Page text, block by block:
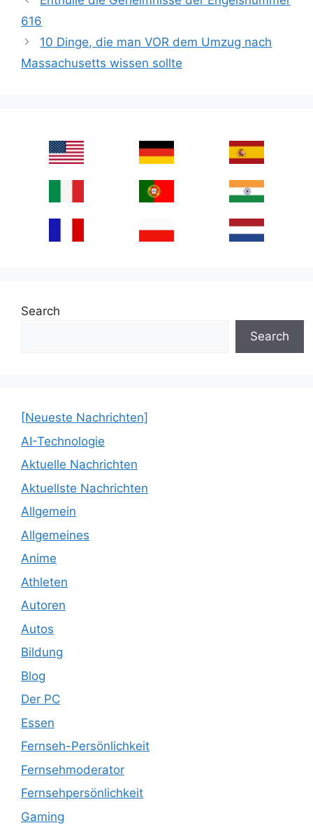
616
10 Dinge, die man VOR dem Umzug nach
Massachusetts wissen sollte
Search
Search
[Neueste Nachrichten]
AI-Technologie
Aktuelle Nachrichten
Aktuellste Nachrichten
Allgemein
Allgemeines
Anime
Athleten
Autoren
Autos
Bildung
Blog
Der PC
Essen
Fernseh-Persönlichkeit
Fernsehmoderator
Fernsehpersönlichkeit
Gaming